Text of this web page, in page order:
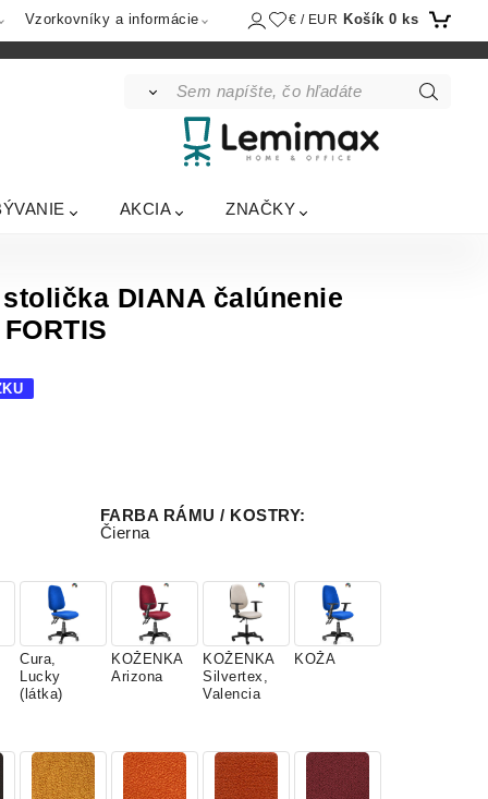
Vzorkovníky a informácie € / EUR Košík 0 ks
AKCIA ZNAČKY
DIANA čalúnenie
FARBA RÁMU / KOSTRY:
Čierna
Cura,
Lucky
(látka)
KOŽENKA
Arizona
KOŽENKA
Silvertex,
Valencia
KOŽA